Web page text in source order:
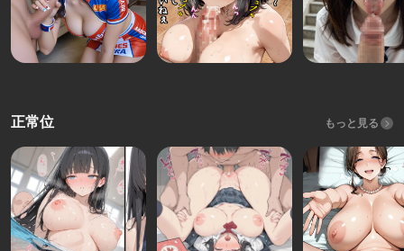
正常位 もっと見る